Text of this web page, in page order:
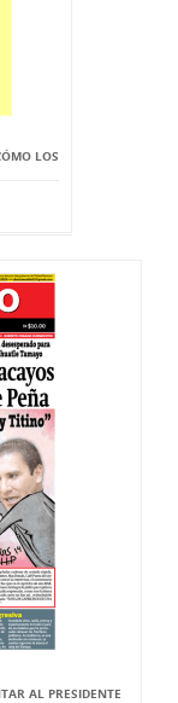
LOS
AL PRESIDENTE